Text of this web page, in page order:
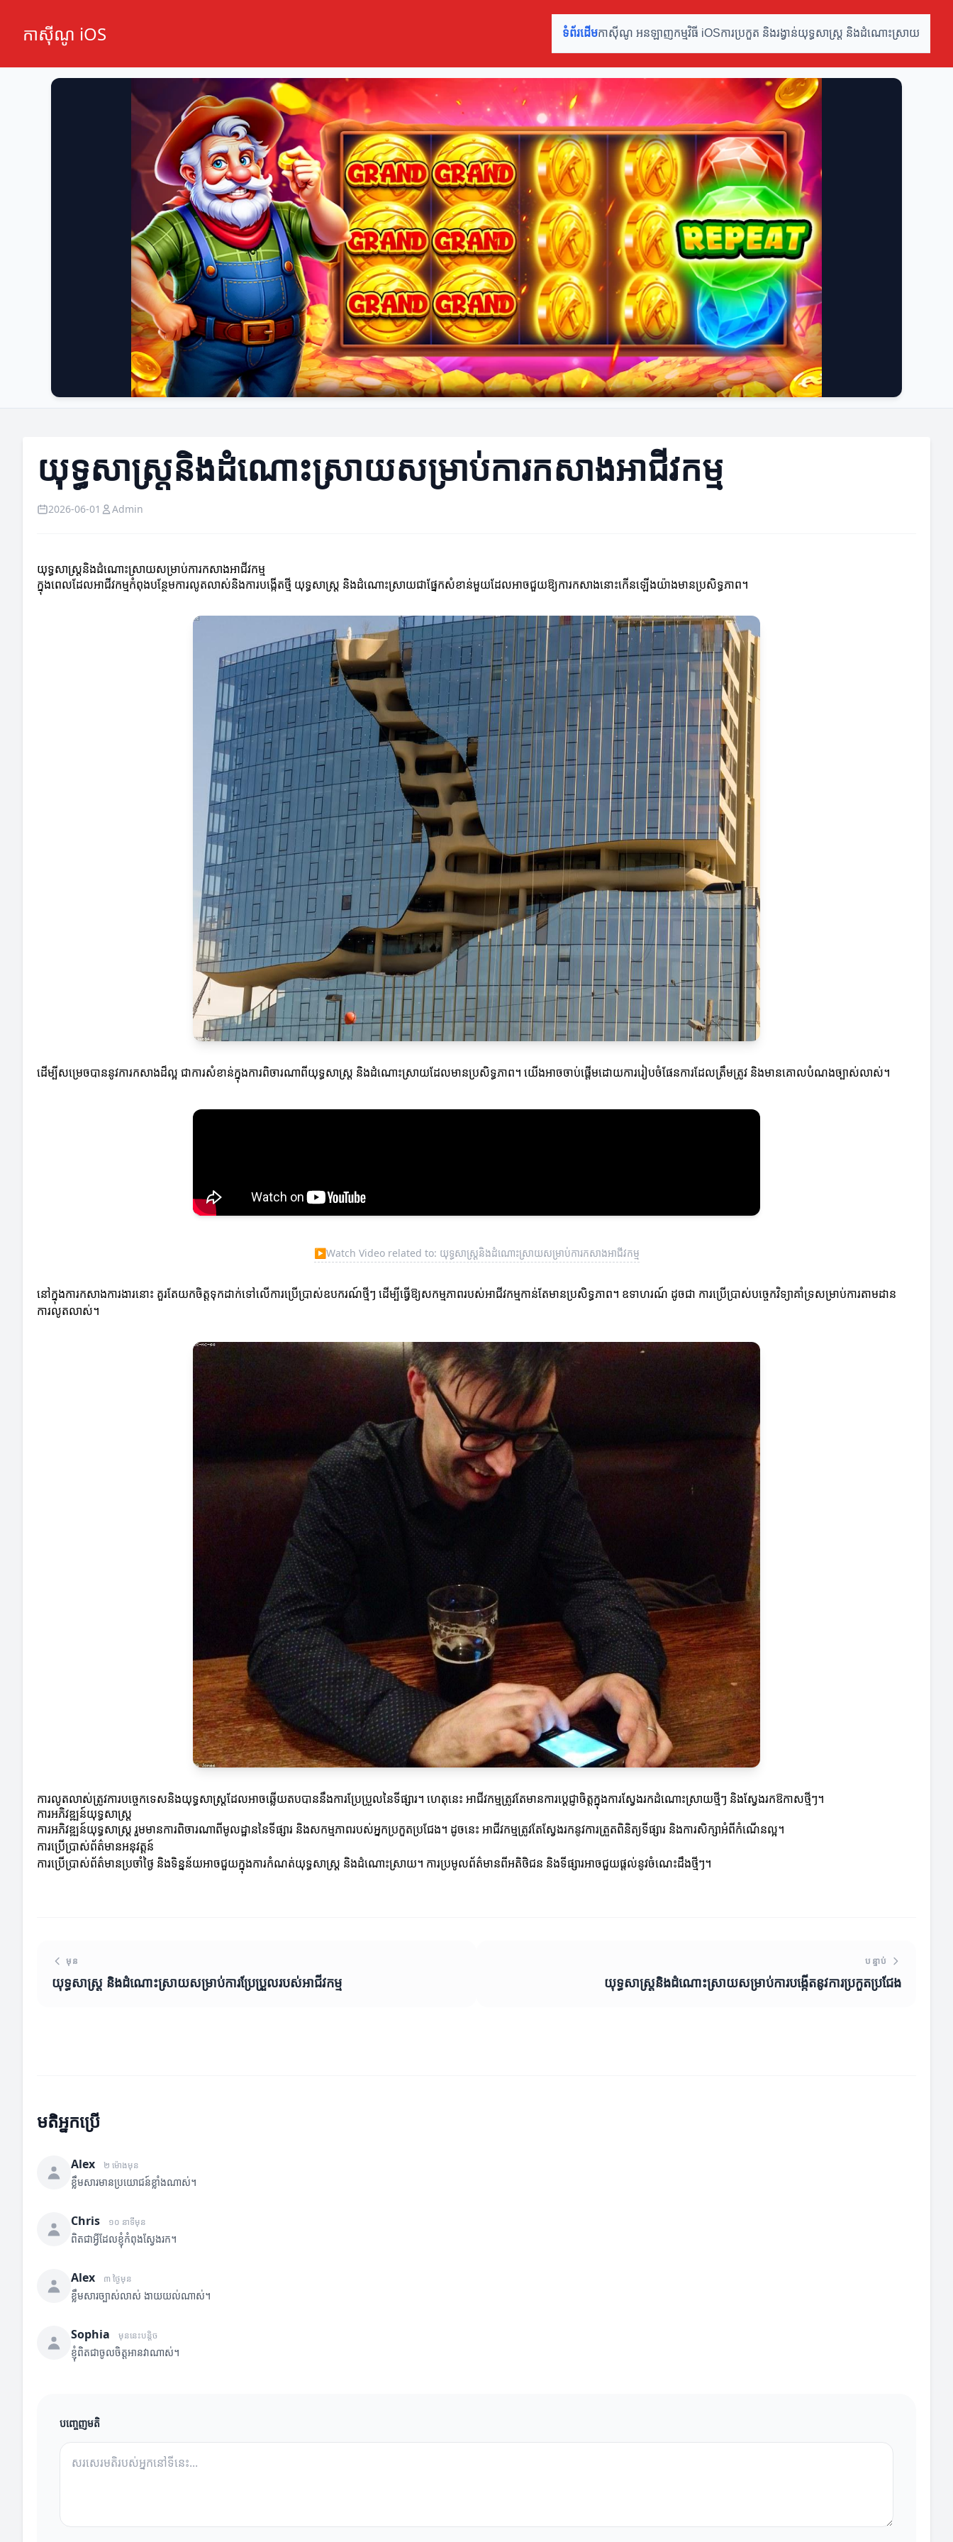
កាស៊ីណូ iOS ទំព័រដើមកាស៊ីណូ អនឡាញកម្មវិធី iOSការប្រកួត និងរង្វាន់យុទ្ធសាស្ត្រ និងដំណោះស្រាយ
យុទ្ធសាស្ត្រនិងដំណោះស្រាយសម្រាប់ការកសាងអាជីវកម្ម
2026-06-01 Admin
យុទ្ធសាស្ត្រនិងដំណោះស្រាយសម្រាប់ការកសាងអាជីវកម្ម
ក្នុងពេលដែលអាជីវកម្មកំពុងបន្ថែមការលូតលាស់និងការបង្កើតថ្មី យុទ្ធសាស្ត្រ និងដំណោះស្រាយជាផ្នែកសំខាន់មួយដែលអាចជួយឱ្យការកសាងនោះកើនឡើងយ៉ាងមានប្រសិទ្ធភាព។
ដើម្បីសម្រេចបាននូវការកសាងដ៏ល្អ ជាការសំខាន់ក្នុងការពិចារណាពីយុទ្ធសាស្ត្រ និងដំណោះស្រាយដែលមានប្រសិទ្ធភាព។ យើងអាចចាប់ផ្តើមដោយការរៀបចំផែនការដែលត្រឹមត្រូវ និងមានគោលបំណងច្បាស់លាស់។
▶Watch Video related to: យុទ្ធសាស្ត្រនិងដំណោះស្រាយសម្រាប់ការកសាងអាជីវកម្ម
នៅក្នុងការកសាងការងារនោះ គួរតែយកចិត្តទុកដាក់ទៅលើការប្រើប្រាស់ឧបករណ៍ថ្មីៗ ដើម្បីធ្វើឱ្យសកម្មភាពរបស់អាជីវកម្មកាន់តែមានប្រសិទ្ធភាព។ ឧទាហរណ៍ ដូចជា ការប្រើប្រាស់បច្ចេកវិទ្យាគាំទ្រសម្រាប់ការតាមដាន
ការលូតលាស់។
ការលូតលាស់ត្រូវការបច្ចេកទេសនិងយុទ្ធសាស្ត្រដែលអាចឆ្លើយតបបាននឹងការប្រែប្រួលនៃទីផ្សារ។ ហេតុនេះ អាជីវកម្មត្រូវតែមានការប្តេជ្ញាចិត្តក្នុងការស្វែងរកដំណោះស្រាយថ្មីៗ និងស្វែងរកឱកាសថ្មីៗ។
ការអភិវឌ្ឍន៍យុទ្ធសាស្ត្រ
ការអភិវឌ្ឍន៍យុទ្ធសាស្ត្រ រួមមានការពិចារណាពីមូលដ្ឋាននៃទីផ្សារ និងសកម្មភាពរបស់អ្នកប្រកួតប្រជែង។ ដូចនេះ អាជីវកម្មត្រូវតែស្វែងរកនូវការត្រួតពិនិត្យទីផ្សារ និងការសិក្សាអំពីកំណើនល្អ។
ការប្រើប្រាស់ព័ត៌មានអនុវត្តន៍
ការប្រើប្រាស់ព័ត៌មានប្រចាំថ្ងៃ និងទិន្នន័យអាចជួយក្នុងការកំណត់យុទ្ធសាស្ត្រ និងដំណោះស្រាយ។ ការប្រមូលព័ត៌មានពីអតិថិជន និងទីផ្សារអាចជួយផ្តល់នូវចំណេះដឹងថ្មីៗ។
មុន
យុទ្ធសាស្ត្រ និងដំណោះស្រាយសម្រាប់ការប្រែប្រួលរបស់អាជីវកម្ម
បន្ទាប់
យុទ្ធសាស្ត្រនិងដំណោះស្រាយសម្រាប់ការបង្កើតនូវការប្រកួតប្រជែង
មតិអ្នកប្រើ
Alex ២ ម៉ោងមុន
ខ្លឹមសារមានប្រយោជន៍ខ្លាំងណាស់។
Chris ១០ នាទីមុន
ពិតជាអ្វីដែលខ្ញុំកំពុងស្វែងរក។
Alex ៣ ថ្ងៃមុន
ខ្លឹមសារច្បាស់លាស់ ងាយយល់ណាស់។
Sophia មុននេះបន្តិច
ខ្ញុំពិតជាចូលចិត្តអានវាណាស់។
បញ្ចេញមតិ